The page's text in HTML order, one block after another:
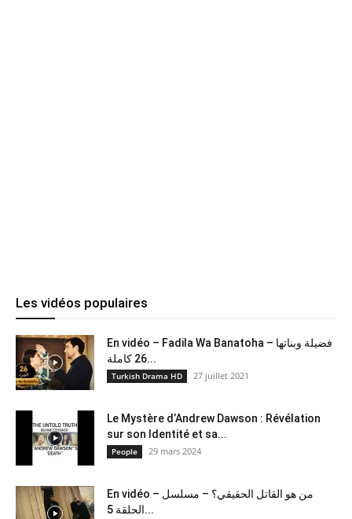
Les vidéos populaires
En vidéo – Fadila Wa Banatoha – فضيلة وبناتها
26 كاملة...
Turkish Drama HD 27 juillet 2021
Le Mystère d’Andrew Dawson : Révélation
sur son Identité et sa...
People 29 mars 2024
En vidéo – من هو القاتل الحقيقي؟ – مسلسل
الحلقة 5...